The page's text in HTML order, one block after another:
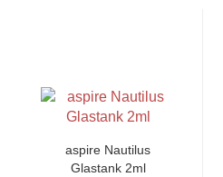
aspire Nautilus
Glastank 2ml